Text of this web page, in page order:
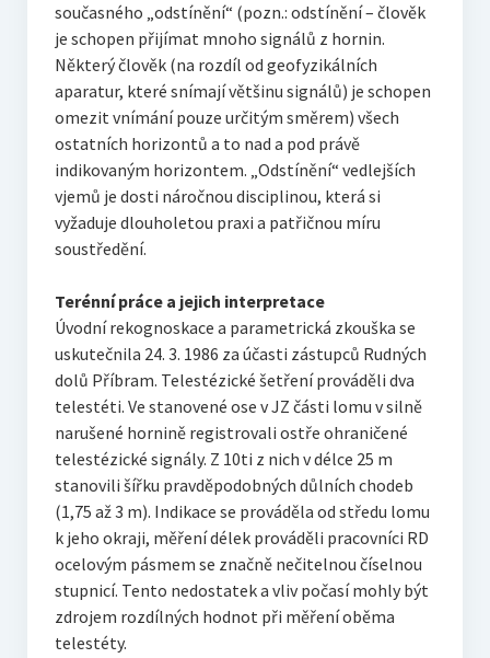
současného „odstínění“ (pozn.: odstínění – člověk
je schopen přijímat mnoho signálů z hornin.
Některý člověk (na rozdíl od geofyzikálních
aparatur, které snímají většinu signálů) je schopen
omezit vnímání pouze určitým směrem) všech
ostatních horizontů a to nad a pod právě
indikovaným horizontem. „Odstínění“ vedlejších
vjemů je dosti náročnou disciplinou, která si
vyžaduje dlouholetou praxi a patřičnou míru
soustředění.
Terénní práce a jejich interpretace
Úvodní rekognoskace a parametrická zkouška se
uskutečnila 24. 3. 1986 za účasti zástupců Rudných
dolů Příbram. Telestézické šetření prováděli dva
telestéti. Ve stanovené ose v JZ části lomu v silně
narušené hornině registrovali ostře ohraničené
telestézické signály. Z 10ti z nich v délce 25 m
stanovili šířku pravděpodobných důlních chodeb
(1,75 až 3 m). Indikace se prováděla od středu lomu
k jeho okraji, měření délek prováděli pracovníci RD
ocelovým pásmem se značně nečitelnou číselnou
stupnicí. Tento nedostatek a vliv počasí mohly být
zdrojem rozdílných hodnot při měření oběma
telestéty.